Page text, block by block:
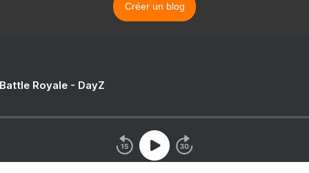
Créer un blog
Royale - DayZ